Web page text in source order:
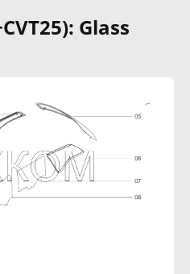
Glass